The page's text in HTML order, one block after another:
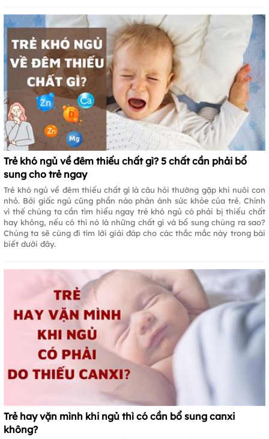
Trẻ khó ngủ về đêm thiếu chất gì? 5 chất cần phải bổ
sung cho trẻ ngay
Trẻ khó ngủ về đêm thiếu chất gì là câu hỏi thường gặp khi nuôi con
nhỏ. Bởi giấc ngủ cũng phần nào phản ánh sức khỏe của trẻ. Chính
vì thế chúng ta cần tìm hiểu ngay trẻ khó ngủ có phải bị thiếu chất
hay không, nếu có thì nó là những chất gì và bổ sung chúng ra sao?
Chúng ta sẽ cùng đi tìm lời giải đáp cho các thắc mắc này trong bài
biết dưới đây.
Trẻ hay vặn mình khi ngủ thì có cần bổ sung canxi
không?